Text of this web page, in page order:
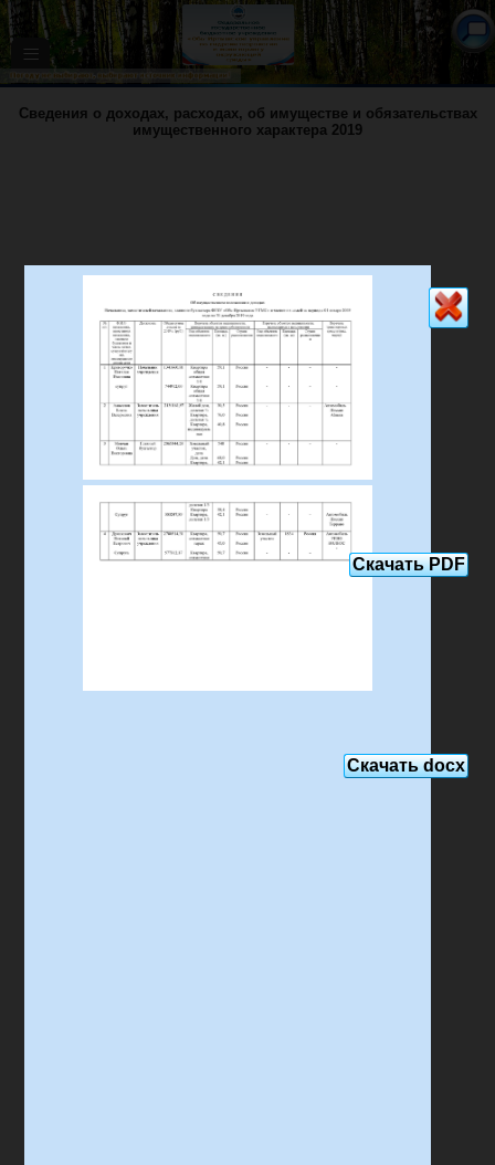
Сведения о доходах, расходах, об имуществе и обязательствах
имущественного характера 2019
≡
Скачать PDF
Скачать docx